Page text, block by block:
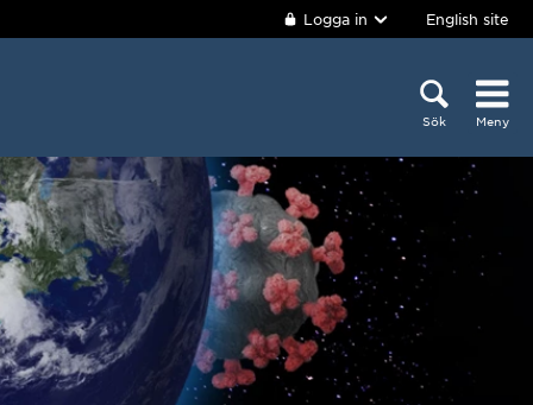
Logga in English site
Sök Meny